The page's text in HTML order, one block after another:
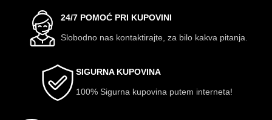
24/7 POMOĆ PRI KUPOVINI
Slobodno nas kontaktirajte, za bilo kakva pitanja.
SIGURNA KUPOVINA
100% Sigurna kupovina putem interneta!